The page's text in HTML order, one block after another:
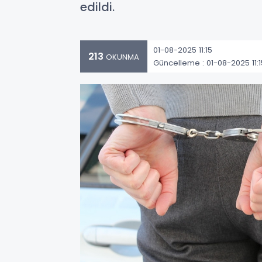
edildi.
213 OKUNMA
01-08-2025 11:15
Güncelleme : 01-08-2025